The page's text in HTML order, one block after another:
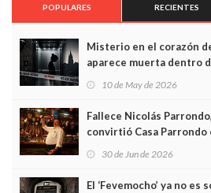
POPULARES RECIENTES
Misterio en el corazón
aparece muerta dentro
edificio y las cámaras
10 de May de 2026
Fallece Nicolás
convirtió Casa Parrondo
Asturias en Madrid
30 de Jun de 2026
El ‘Fevemocho’ ya no es